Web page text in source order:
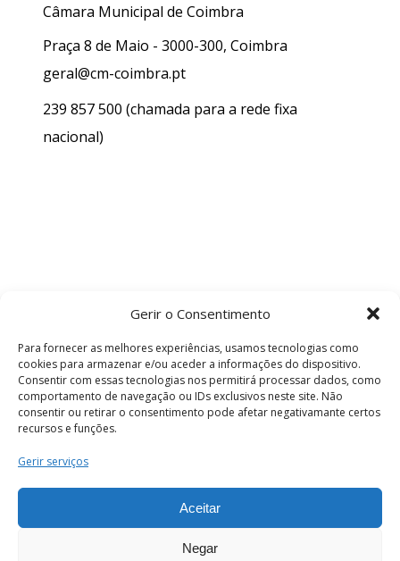
Gerir o Consentimento
Para fornecer as melhores experiências, usamos tecnologias como
cookies para armazenar e/ou aceder a informações do dispositivo.
Consentir com essas tecnologias nos permitirá processar dados, como
comportamento de navegação ou IDs exclusivos neste site. Não
consentir ou retirar o consentimento pode afetar negativamante certos
recursos e funções.
Gerir serviços
Aceitar
Negar
Câmara Municipal de Coimbra
Praça 8 de Maio - 3000-300, Coimbra
geral@cm-coimbra.pt
239 857 500 (chamada para a rede fixa
nacional)
Termos e Condições
os direitos reservados.